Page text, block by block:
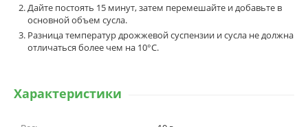
Дайте постоять 15 минут, затем перемешайте и добавьте в
основной объем сусла.
Разница температур дрожжевой суспензии и сусла не должна
отличаться более чем на 10°C.
Характеристики